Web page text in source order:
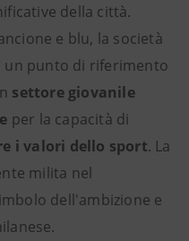
della città.
e blu, la società
un punto di riferimento
settore giovanile
per la capacità di
i valori dello sport. La
milita nel
dell'ambizione e